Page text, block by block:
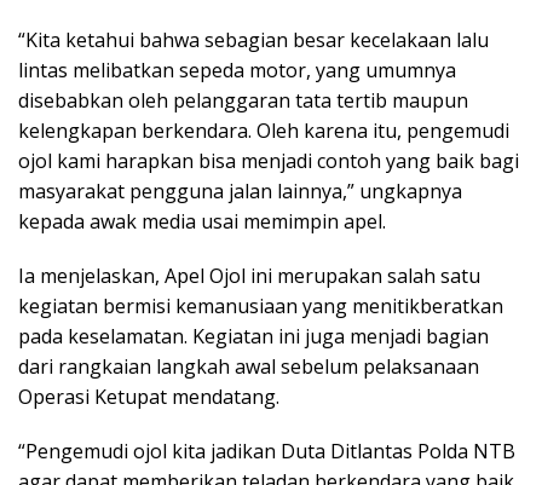
“Kita ketahui bahwa sebagian besar kecelakaan lalu
lintas melibatkan sepeda motor, yang umumnya
disebabkan oleh pelanggaran tata tertib maupun
kelengkapan berkendara. Oleh karena itu, pengemudi
ojol kami harapkan bisa menjadi contoh yang baik bagi
masyarakat pengguna jalan lainnya,” ungkapnya
kepada awak media usai memimpin apel.
Ia menjelaskan, Apel Ojol ini merupakan salah satu
kegiatan bermisi kemanusiaan yang menitikberatkan
pada keselamatan. Kegiatan ini juga menjadi bagian
dari rangkaian langkah awal sebelum pelaksanaan
Operasi Ketupat mendatang.
“Pengemudi ojol kita jadikan Duta Ditlantas Polda NTB